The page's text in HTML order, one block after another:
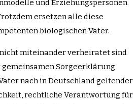
und Erziehungspersonen
ersetzen alle diese
biologischen Vater.
miteinander verheiratet sind
Sorgeerklärung
nach in Deutschland geltender
rechtliche Verantwortung für